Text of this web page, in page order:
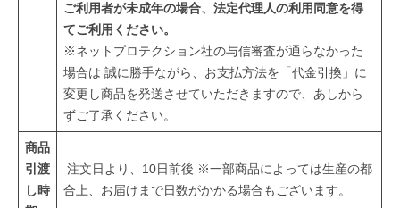
ご利用者が未成年の場合、法定代理人の利用同意を得
てご利用ください。
※ネットプロテクション社の与信審査が通らなかった
場合は 誠に勝手ながら、お支払方法を「代金引換」に
変更し商品を発送させていただきますので、あしから
ずご了承ください。
商品
引渡
し時
注文日より、10日前後 ※一部商品によっては生産の都
合上、お届けまで日数がかかる場合もございます。